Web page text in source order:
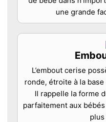
une grande
L’embout cerise
ronde, étroite à la
Il rappelle la forme
parfaitement aux
plus